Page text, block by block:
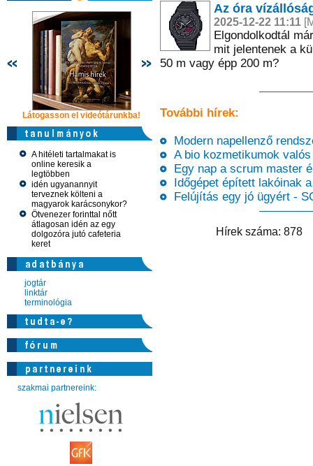
Látogasson el videótárunkba! Látogasson el videótárunkba!
A hitéleti tartalmakat is
online keresik a
legtöbben
idén ugyanannyit
terveznek költeni a
magyarok karácsonykor?
Ötvenezer forinttal nőtt
átlagosan idén az egy
dolgozóra jutó cafeteria
keret
jogtár
linktár
terminológia
szakmai partnereink:
Az óra
2025-12-22 11:11
Elgondolkodtál
mit jelentenek a
50 m vagy épp 200 m?
További hírek:
Modern napellenző
A bio kozmetikumok valós
Egy nap a scrum master
Időgépet épített lakóinak
Felújítás egy jó ügyért -
Hírek száma: 878